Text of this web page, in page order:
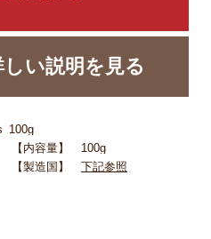
い説明を見る
【内容量】 100g
【製造国】 下記参照